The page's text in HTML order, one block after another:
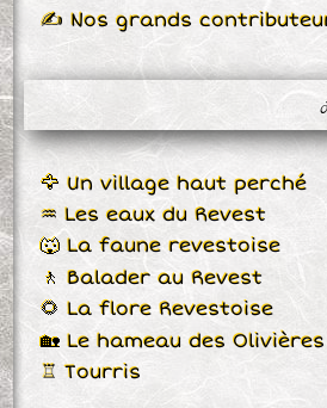
✍ Nos grands
🦅 Un village haut perché
♒ Les eaux du Revest
🐺 La faune revestoise
🚶 Balader au Revest
🌻 La flore Revestoise
🏡 Le hameau des Olivières
♖ Tourris